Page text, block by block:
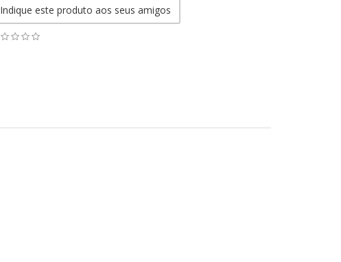
Indique este produto aos seus amigos